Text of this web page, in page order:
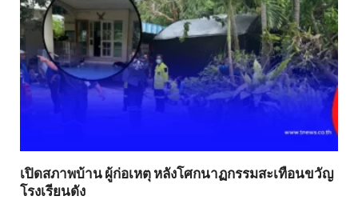
เปิดสภาพบ้าน ผู้ก่อเหตุ หลังโศกนาฏกรรมสะเทือนขวัญ
โรงเรียนดัง